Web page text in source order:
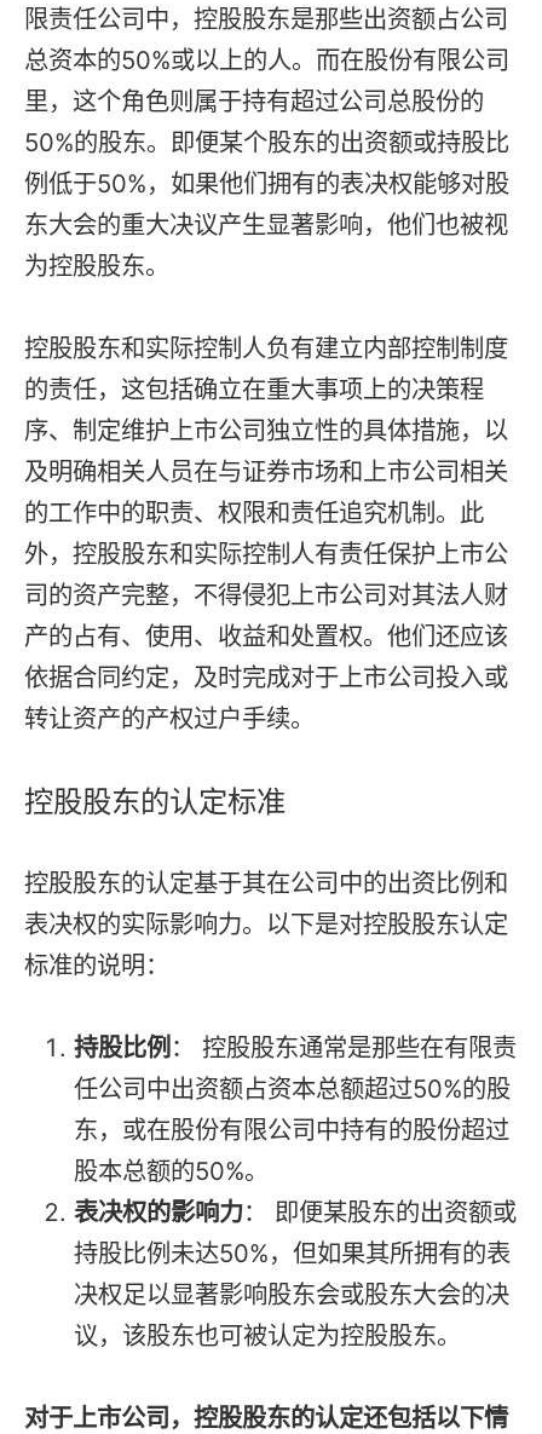
限责任公司中，控股股东是那些出资额占公司
总资本的50%或以上的人。而在股份有限公司
里，这个角色则属于持有超过公司总股份的
50%的股东。即便某个股东的出资额或持股比
例低于50%，如果他们拥有的表决权能够对股
东大会的重大决议产生显著影响，他们也被视
为控股股东。
控股股东和实际控制人负有建立内部控制制度
的责任，这包括确立在重大事项上的决策程
序、制定维护上市公司独立性的具体措施，以
及明确相关人员在与证券市场和上市公司相关
的工作中的职责、权限和责任追究机制。此
外，控股股东和实际控制人有责任保护上市公
司的资产完整，不得侵犯上市公司对其法人财
产的占有、使用、收益和处置权。他们还应该
依据合同约定，及时完成对于上市公司投入或
转让资产的产权过户手续。
控股股东的认定标准
控股股东的认定基于其在公司中的出资比例和
表决权的实际影响力。以下是对控股股东认定
标准的说明：
持股比例 ： 控股股东通常是那些在有限责
任公司中出资额占资本总额超过50%的股
东，或在股份有限公司中持有的股份超过
股本总额的50%。
表决权的影响力： 即便某股东的出资额或
持股比例未达50%，但如果其所拥有的表
决权足以显著影响股东会或股东大会的决
议，该股东也可被认定为控股股东。
对于上市公司，控股股东的认定还包括以下情